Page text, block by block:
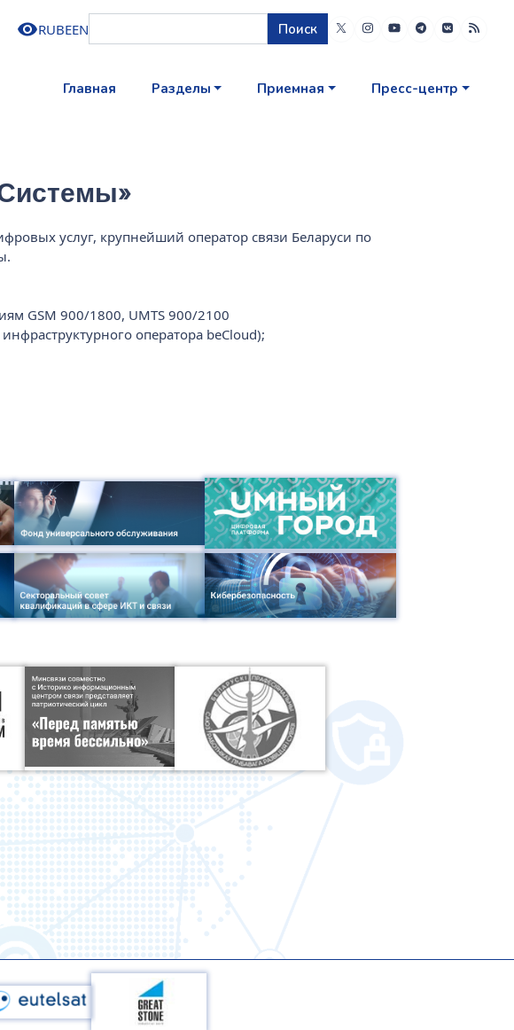
RUBEEN Поиск
Главная Разделы Приемная Пресс-центр
услуг, крупнейший оператор связи Беларуси по
GSM 900/1800, UMTS 900/2100
оператора beСloud);